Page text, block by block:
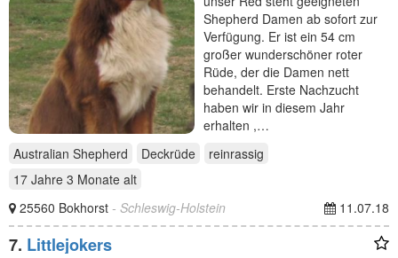
Shepherd Damen ab sofort zur
Verfügung. Er ist ein 54 cm
großer wunderschöner roter
Rüde, der die Damen nett
behandelt. Erste Nachzucht
haben wir in diesem Jahr
erhalten ,…
Australian Shepherd
Deckrüde
reinrassig
17 Jahre 3 Monate alt
25560 Bokhorst - Schleswig-Holstein 11.07.18
7. Littlejokers